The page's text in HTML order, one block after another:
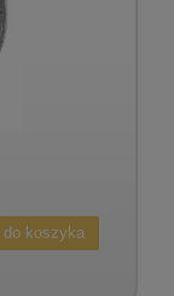
do koszyka